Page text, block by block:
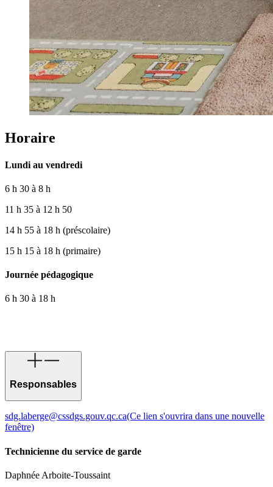
Horaire
Lundi au vendredi
6 h 30 à 8 h
11 h 35 à 12 h 50
14 h 55 à 18 h (préscolaire)
15 h 15 à 18 h (primaire)
Journée pédagogique
6 h 30 à 18 h
Responsables
sdg.laberge@cssdgs.gouv.qc.ca(Ce lien s'ouvrira dans une nouvelle
fenêtre)
Technicienne du service de garde
Daphnée Arboite-Toussaint